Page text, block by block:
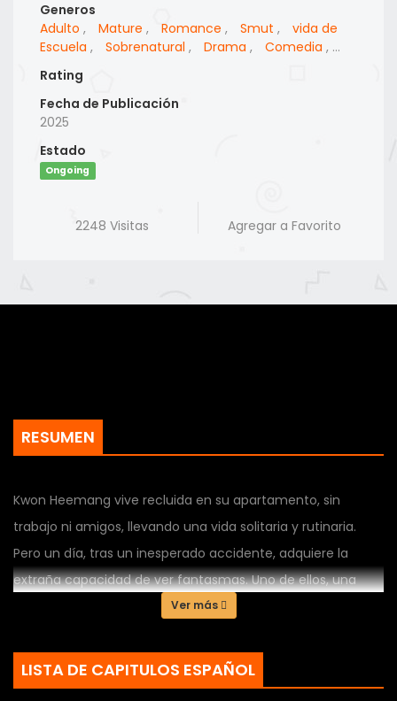
Generos
Adulto , Mature , Romance , Smut ,
vida de
Escuela , Sobrenatural , Drama , Comedia ,
Fantasia
Rating
Fecha de Publicación
2025
Estado
Ongoing
2248 Visitas Agregar a Favorito
RESUMEN
Kwon Heemang vive recluida en su apartamento, sin
trabajo ni amigos, llevando una vida solitaria y rutinaria.
Pero un día, tras un inesperado accidente, adquiere la
extraña capacidad de ver fantasmas. Uno de ellos, una
joven llamada Kim Sarang, se le acerca en el hospital con
que la ata al mundo de los vivos. El pesar de Sarang es
haber fallecido solo un mes después de confesar su amor
Ver más
LISTA DE CAPITULOS ESPAÑOL